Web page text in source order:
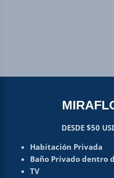
DESDE $50
Habitación Privada
Baño Privado dentro
TV